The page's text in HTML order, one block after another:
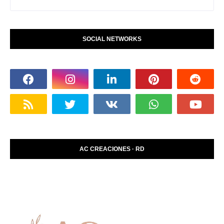
SOCIAL NETWORKS
AC CREACIONES · RD